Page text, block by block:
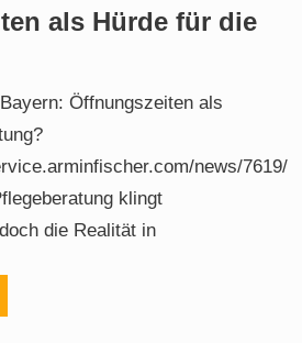
als Hürde für die
Öffnungszeiten als
news/7619/
klingt
die Realität in